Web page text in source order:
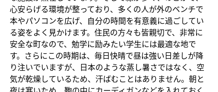
心安らげる環境が整っており、多くの人が外のベンチで
本やパソコンを広げ、自分の時間を有意義に過ごしてい
る姿をよく見かけます。住民の方々も皆親切で、非常に
安全な町なので、勉学に励みたい学生には最適な地で
す。さらにこの時期は、毎日快晴で昼は強い日差しが降
り注いでいますが、日本のような蒸し暑さではなく、空
気が乾燥しているため、汗ばむことはありません。朝と